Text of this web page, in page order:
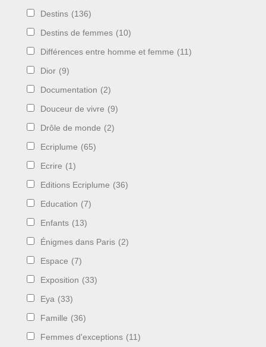
Destins (136)
Destins de femmes (10)
Différences entre homme et femme (11)
Dior (9)
Documentation (2)
Douceur de vivre (9)
Drôle de monde (2)
Ecriplume (65)
Ecrire (1)
Editions Ecriplume (36)
Education (7)
Enfants (13)
Énigmes dans Paris (2)
Espace (7)
Exposition (33)
Eya (33)
Famille (36)
Femmes d'exceptions (11)